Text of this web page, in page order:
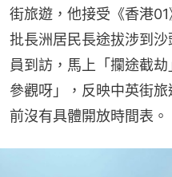
街旅遊，他接受《香港
批長洲居民長途拔涉到
員到訪，馬上「攔途截
參觀呀」，反映中英街
前沒有具體開放時間表。